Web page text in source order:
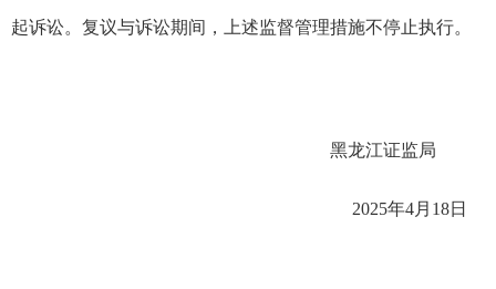
起诉讼。复议与诉讼期间，上述监督管理措施不停止执行。
黑龙江证监局
2025年4月 18日